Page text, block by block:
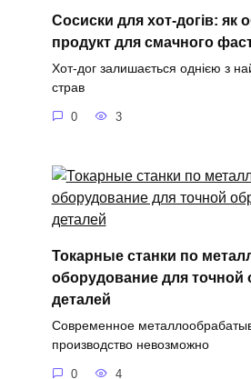
Сосиски для хот-догів: як
продукт для смачного
Хот-дог залишається однією з
страв
0 3
Токарные станки по
оборудование для точной
деталей
Современное
производство невозможно
0 4